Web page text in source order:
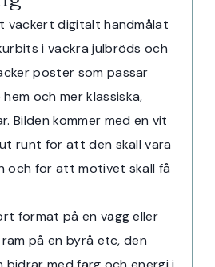
vackert digitalt handmålat
i vackra julbröds och
poster som passar
och mer klassiska,
Bilden kommer med en vit
runt för att den skall vara
och för att motivet skall få
format på en vägg eller
på en byrå etc, den